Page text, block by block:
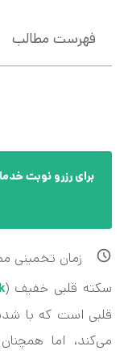
فهرست مطالب
برای رزرو نوبت
زمان تخمینی
سکته قلبی خفیف (
قلبی است که با
می‌کند، اما